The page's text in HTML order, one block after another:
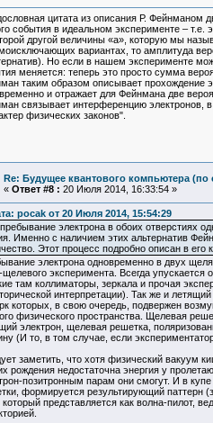
цитата из описания Р. Фейнманом
события в идеальном эксперименте – т.е.
другой величины «а», которую мы
вариантах, то амплитуда
Но если в нашем эксперименте
меняется: теперь это просто сумма
таким образом описывает прохождение
и отражает для Фейнмана две
связывает интерференцию электронов, в
физических законов".
Re: Будущее квантового компьютера (по
« Ответ #8 : 20 Июля 2014, 16:33:54 »
pocak от 20 Июля 2014, 15:54:29
электрона в обоих отверстиях
Именно с наличием этих альтернатив
Этот процесс подробно описан в его
электрона одновременно в двух
щелевого эксперимента. Всегда
там коллиматоры, зеркала и прочая
интерпретации). Так же и
которых, в свою очередь, подвержен
физического пространства. Щелевая
электрон, щелевая решетка,
(И то, в том случае, если
заметить, что хотя физический вакуум
рождения недостаточна энергия у
позитронным парам они смогут. И в
формируется результирующий паттерн
который представляется как волна-пилот,